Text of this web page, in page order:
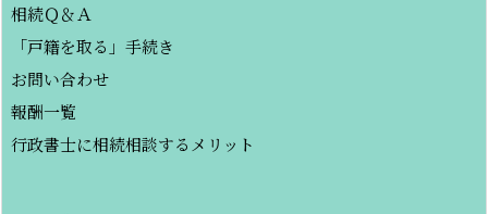
相続Ｑ＆Ａ
「戸籍を取る」手続き
お問い合わせ
報酬一覧
行政書士に相続相談するメリット